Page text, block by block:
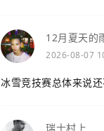
12月夏天的
2026-08-07
冰雪竞技赛总体来说
瑞士村上